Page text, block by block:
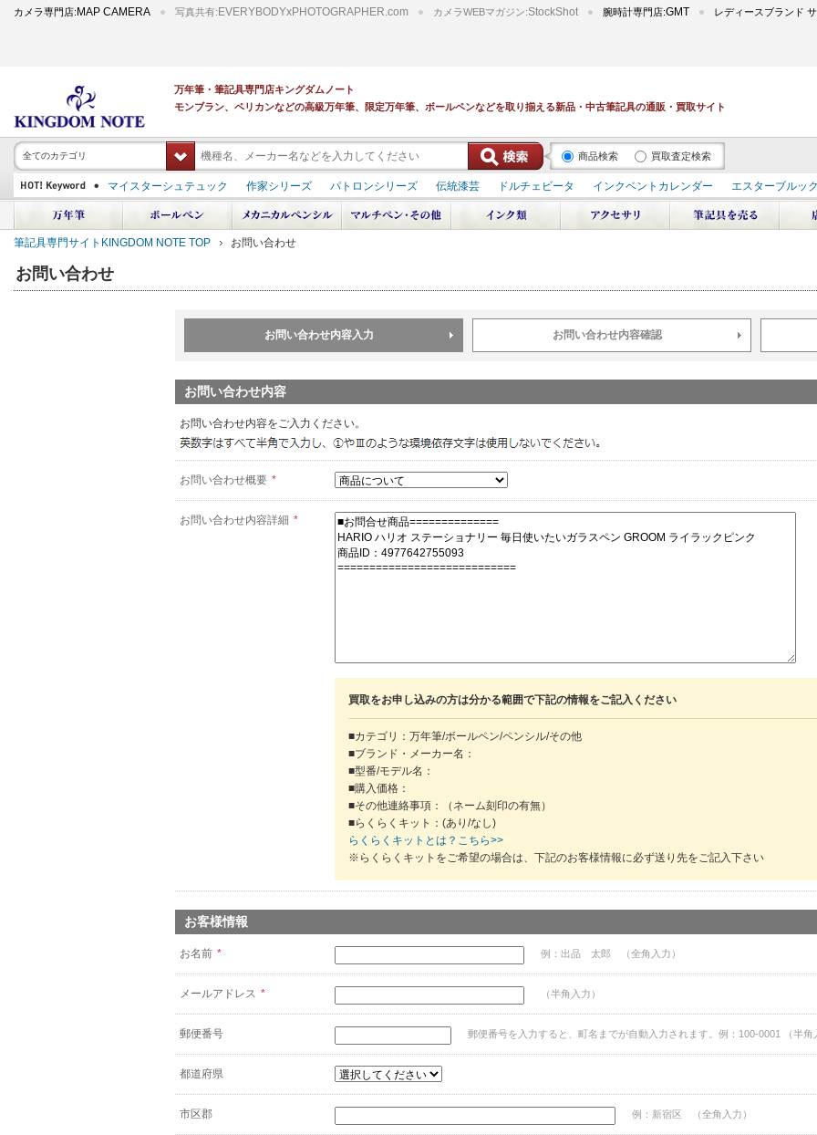
カメラ専門店: MAP CAMERA 写真共有: EVERYBODYxPHOTOGRAPHER.com カメラWEBマガジン:StockShot 腕時計専門店:GMT レディースブランド
万年筆・筆記具専門店キングダムノート
モンブラン、ペリカンなどの高級万年筆、限定万年筆、ボールペンなどを取り揃える新品・中古筆記具の通販・買取サイト
全てのカテゴリ 商品検索 買取査定検索
マイスターシュテュック 作家シリーズ パトロンシリーズ 伝統漆芸 ドルチェビータ インクベントカレンダー
エスターブルッ
スーベレーン
PILOT 蒔絵 ダイアミン ボトルインク デュポン スペース オデッセイ 輪島屋善仁 深海 エテルニタ･アヴァンティ
中屋万年筆
プラチナ 出雲 キングダムノート別注 アルマンドシモーニクラブ ペリカン オーシャンスワール 源氏物語 作家シリーズ
パトロンシリ
筆記具専門サイトKINGDOM NOTE TOP お問い合わせ
お問い合わせ
お問い合わせ内容入力 お問い合わせ内容確認
お問い合わせ内容
お問い合わせ内容をご入力ください。
お問い合わせ概要 *
お問い合わせ内容詳細 *
買取をお申し込みの方は分かる範囲で下記の情報をご記入ください
■カテゴリ：万年筆/ボールペン/ペンシル/その他
■ブランド・メーカー名：
■型番/モデル名：
■購入価格：
■その他連絡事項：（ネーム刻印の有無）
■らくらくキット：(あり/なし)
らくらくキットとは？こちら>>
※らくらくキットをご希望の場合は、下記のお客様情報に必ず送り先をご記入下さい
お客様情報
お名前 * 例：出品 太郎 （全角入力）
メールアドレス * （半角入力）
郵便番号 郵便番号を入力すると、町名までが自動入力されます。例：100-0001 （半角
都道府県
市区郡 例：新宿区 （全角入力）